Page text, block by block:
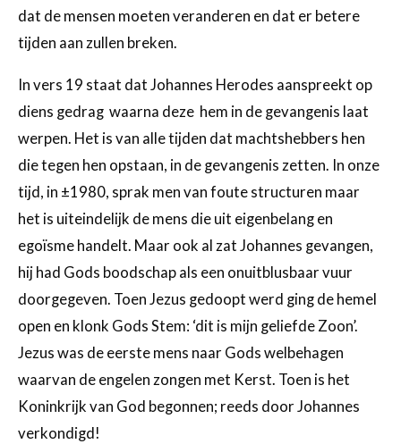
dat de mensen moeten veranderen en dat er betere
tijden aan zullen breken.
In vers 19 staat dat Johannes Herodes aanspreekt op
diens gedrag waarna deze hem in de gevangenis laat
werpen. Het is van alle tijden dat machtshebbers hen
die tegen hen opstaan, in de gevangenis zetten. In onze
tijd, in ±1980, sprak men van foute structuren maar
het is uiteindelijk de mens die uit eigenbelang en
egoïsme handelt. Maar ook al zat Johannes gevangen,
hij had Gods boodschap als een onuitblusbaar vuur
doorgegeven. Toen Jezus gedoopt werd ging de hemel
open en klonk Gods Stem: ‘dit is mijn geliefde Zoon’.
Jezus was de eerste mens naar Gods welbehagen
waarvan de engelen zongen met Kerst. Toen is het
Koninkrijk van God begonnen; reeds door Johannes
verkondigd!